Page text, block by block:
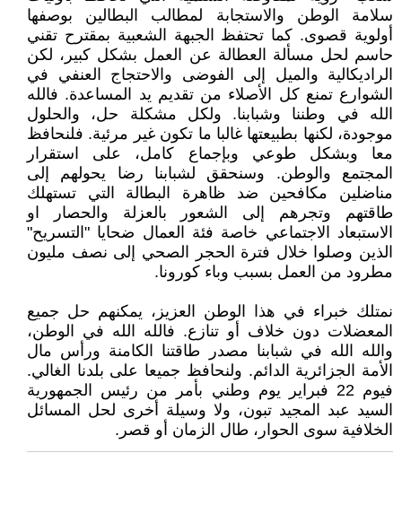
سلامة الوطن والاستجابة لمطالب البطالين بوصفها
أولوية قصوى. كما تحتفظ الجبهة الشعبية بمقترح تقني
حاسم لحل مسألة العطالة عن العمل بشكل كبير، لكن
الراديكالية والميل إلى الفوضى والاحتجاج العنفي في
الشوارع تمنع كل الأصلاء من تقديم يد المساعدة. فالله
الله في وطننا وشبابنا. ولكل مشكلة حل، والحلول
موجودة، لكنها بطبيعتها غالبا ما تكون غير مرئية. فلنحافظ
معا وبشكل طوعي وبإجماع كامل، على استقرار
المجتمع والوطن. وسنحقق لشبابنا رضا يحولهم إلى
مناضلين مكافحين ضد ظاهرة البطالة التي تستهلك
طاقتهم وتجرهم إلى الشعور بالعزلة والحصار او
الاستبعاد الاجتماعي خاصة فئة العمال ضحايا "التسريح"
الذين وصلوا خلال فترة الحجر الصحي إلى نصف مليون
مطرود من العمل بسبب وباء كورونا.
نمتلك خبراء في هذا الوطن العزيز، يمكنهم حل جميع
المعضلات دون خلاف أو تنازع. فالله الله في الوطن،
والله الله في شبابنا مصدر طاقتنا الكامنة ورأس مال
الأمة الجزائرية الدائم. ولنحافظ جميعا على بلدنا الغالي.
فيوم 22 فبراير يوم وطني بأمر من رئيس الجمهورية
السيد عبد المجيد تبون، ولا وسيلة أخرى لحل المسائل
الخلافية سوى الحوار، طال الزمان أو قصر.